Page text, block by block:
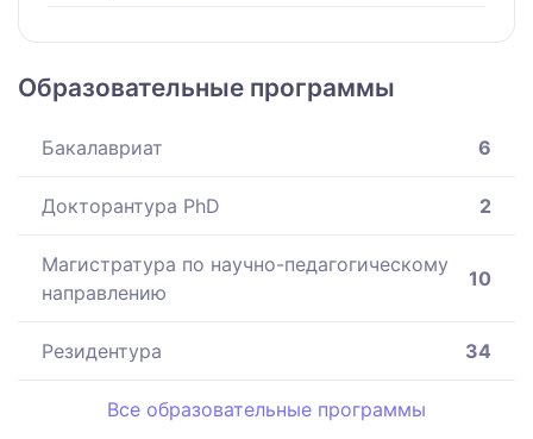
Образовательные программы
Бакалавриат 6
Докторантура PhD 2
Магистратура по научно-педагогическому
направлению
10
Резидентура 34
Все образовательные программы